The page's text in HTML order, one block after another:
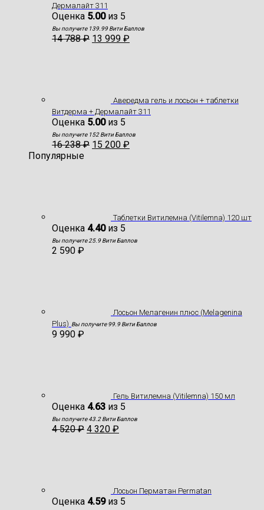
Дермалайт 311
Оценка 5.00из 5
Вы получите 139.99 Вити Баллов
14 788₽ 13 999 ₽
Авередма гель и лосьон + таблетки
Витдерма + Дермалайт 311
Оценка 5.00из 5
Вы получите 152 Вити Баллов
16 238₽ 15 200 ₽
Популярные
Таблетки Витилемна (Vitilemna) 120 шт
Оценка 4.40из 5
Вы получите 25.9 Вити Баллов
2 590 ₽
Лосьон Мелагенин плюс (Melagenina
Plus) Вы получите 99.9 Вити Баллов
9 990 ₽
Гель Витилемна (Vitilemna) 150 мл
Оценка 4.63 из 5
Вы получите 43.2 Вити Баллов
4 520₽ 4 320 ₽
Лосьон Перматан Permatan
Оценка 4.59из 5